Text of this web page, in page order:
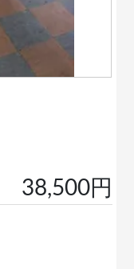
38,500円